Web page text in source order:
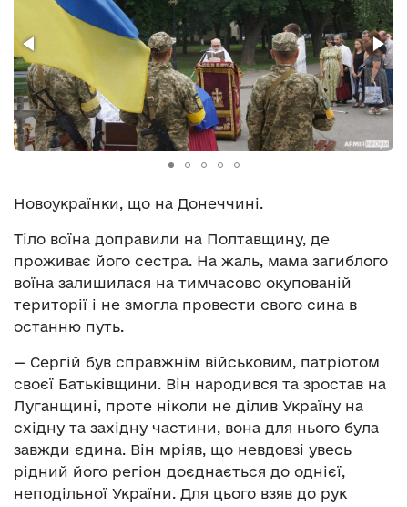
Новоукраїнки, що на Донеччині.
Тіло воїна доправили на Полтавщину, де
проживає його сестра. На жаль, мама загиблого
воїна залишилася на тимчасово окупованій
території і не змогла провести свого сина в
останню путь.
— Сергій був справжнім військовим, патріотом
своєї Батьківщини. Він народився та зростав на
Луганщині, проте ніколи не ділив Україну на
східну та західну частини, вона для нього була
завжди єдина. Він мріяв, що невдовзі увесь
рідний його регіон доєднається до однієї,
неподільної України. Для цього взяв до рук